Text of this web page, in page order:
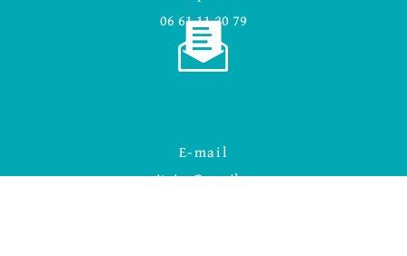
06 61 11 20 79
E-mail
smitoire@gmail.com